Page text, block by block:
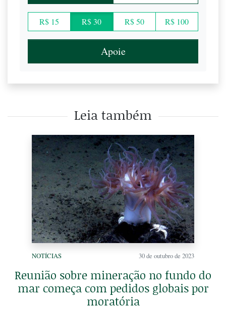
R$ 15 R$ 30 R$ 50 R$ 100
Apoie
Leia também
NOTÍCIAS 30 de outubro de 2023
Reunião sobre mineração no fundo do
mar começa com pedidos globais por
moratória